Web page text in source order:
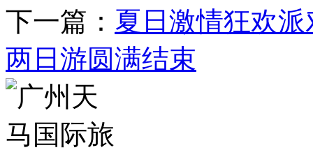
下一篇： 夏日激情狂欢
两日游圆满结束